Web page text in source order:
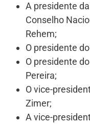
A presidente
Conselho
Rehem;
O presidente
O presidente
Pereira;
O vice-
Zimer;
A vice-